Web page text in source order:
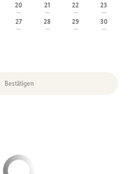
20
---
21
---
22
---
23
---
27
---
28
---
29
---
30
---
Bestätigen